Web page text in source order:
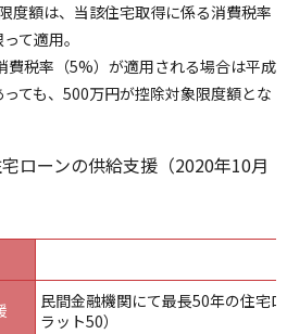
度額は、当該住宅取得に係る消費税率
て適用。
費税率（5%）が適用される場合は平成
ても、500万円が控除対象限度額とな
ローンの供給支援（2020年10月
民間金融機関にて最長50年の住宅
ラット50）